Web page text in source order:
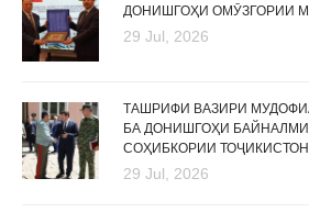
ДОНИШГОҲИ ОМӮЗГОРИИ
29 Jul, 2026
ТАШРИФИ ВАЗИРИ
БА ДОНИШГОҲИ
СОҲИБКОРИИ ТОҶИКИСТОН
29 Jul, 2026